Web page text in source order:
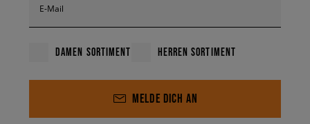
E-Mail
DAMEN SORTIMENT HERREN SORTIMENT
MELDE DICH AN